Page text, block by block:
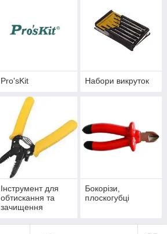
Pro'sKit Набори викруток
Інструмент для
обтискання та
зачищення
Бокорізи,
плоскогубці